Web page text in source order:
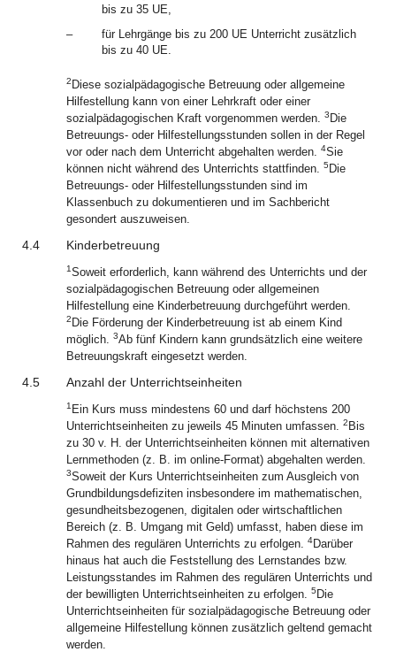
bis zu 35 UE,
–
für Lehrgänge bis zu 200 UE Unterricht zusätzlich
bis zu 40 UE.
2 Diese sozialpädagogische Betreuung oder allgemeine
Hilfestellung kann von einer Lehrkraft oder einer
sozialpädagogischen Kraft vorgenommen werden. 3 Die
Betreuungs- oder Hilfestellungsstunden sollen in der Regel
vor oder nach dem Unterricht abgehalten werden. 4Sie
können nicht während des Unterrichts stattfinden. 5 Die
Betreuungs- oder Hilfestellungsstunden sind im
Klassenbuch zu dokumentieren und im Sachbericht
gesondert auszuweisen.
4.4 Kinderbetreuung
1Soweit erforderlich, kann während des Unterrichts und der
sozialpädagogischen Betreuung oder allgemeinen
Hilfestellung eine Kinderbetreuung durchgeführt werden.
2 Die Förderung der Kinderbetreuung ist ab einem Kind
möglich. 3Ab fünf Kindern kann grundsätzlich eine weitere
Betreuungskraft eingesetzt werden.
4.5 Anzahl der Unterrichtseinheiten
1 Ein Kurs muss mindestens 60 und darf höchstens 200
Unterrichtseinheiten zu jeweils 45 Minuten umfassen. 2 Bis
zu 30 v. H. der Unterrichtseinheiten können mit alternativen
Lernmethoden (z. B. im online-Format) abgehalten werden.
3Soweit der Kurs Unterrichtseinheiten zum Ausgleich von
Grundbildungsdefiziten insbesondere im mathematischen,
gesundheitsbezogenen, digitalen oder wirtschaftlichen
Bereich (z. B. Umgang mit Geld) umfasst, haben diese im
Rahmen des regulären Unterrichts zu erfolgen. 4Darüber
hinaus hat auch die Feststellung des Lernstandes bzw.
Leistungsstandes im Rahmen des regulären Unterrichts und
der bewilligten Unterrichtseinheiten zu erfolgen. 5 Die
Unterrichtseinheiten für sozialpädagogische Betreuung oder
allgemeine Hilfestellung können zusätzlich geltend gemacht
werden.